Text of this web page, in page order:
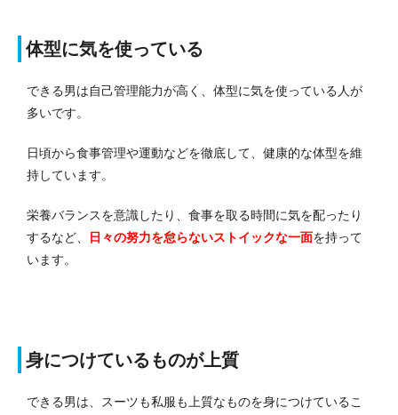
体型に気を使っている
できる男は自己管理能力が高く、体型に気を使っている人が
多いです。
日頃から食事管理や運動などを徹底して、健康的な体型を維
持しています。
栄養バランスを意識したり、食事を取る時間に気を配ったり
するなど、
日々の努力を怠らないストイックな一面を持って
います。
身につけているものが上質
できる男は、スーツも私服も上質なものを身につけているこ